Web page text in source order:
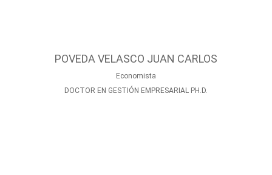
POVEDA VELASCO JUAN CARLOS
Economista
DOCTOR EN GESTIÓN EMPRESARIAL PH.D.